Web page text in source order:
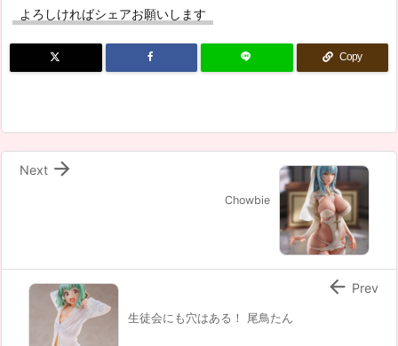
よろしければシェアお願いします
Copy
Chowbie

Next
生徒会にも穴はある！ 尾鳥たん
 Prev